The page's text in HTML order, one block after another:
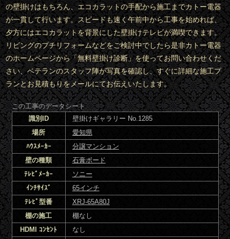
の壁掛けはもちろん、エコカラットの手配から施工までカトー電器
が一貫して行います。スピードも速く午前中から工事を始めれば、
夕方にはエコカラットを背景にした壁掛けテレビが満喫できます。
リビングのプチリフォームなどをご検討中でしたら是非カトー電器
のホームページから「無料壁掛け診断」を使ってお問い合わせくだ
さい、ベテランのスタッフ陣が写真を確認し、すぐに詳細な施工プ
ランとお見積もりをメールにてお伝えいたします。
この工事のデータシート
識別ID
壁掛けギャラリー No.1285
場所
愛知県
ﾊｳｽﾒｰｶｰ
分譲マンション
壁の種類
石膏ボード
ﾃﾚﾋﾞﾒｰｶｰ
ソニー
ｲﾝﾁｻｲｽﾞ
65インチ
ﾃﾚﾋﾞ型番
XRJ-65A80J
棚の施工
棚なし
HDMI ｺﾝｾﾝﾄ
なし